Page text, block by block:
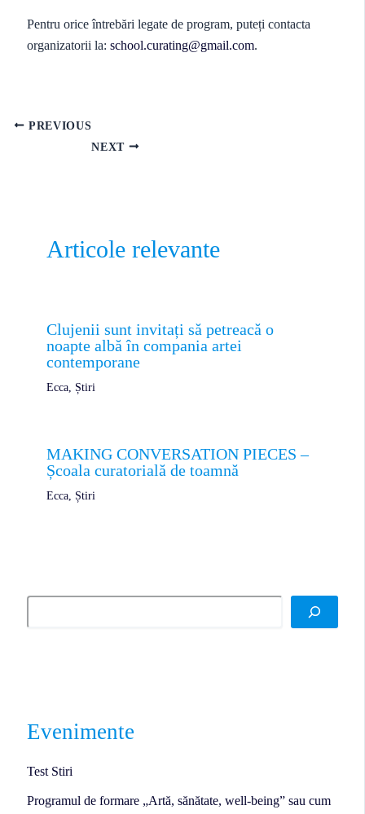
Pentru orice întrebări legate de program, puteți contacta
organizatorii la: school.curating@gmail.com.
PREVIOUS
NEXT
Articole relevante
Clujenii sunt invitați să petreacă o
noapte albă în compania artei
contemporane
Ecca, Știri
MAKING CONVERSATION PIECES –
Școala curatorială de toamnă
Ecca, Știri
Evenimente
Test Stiri
Programul de formare „Artă, sănătate, well-being” sau cum